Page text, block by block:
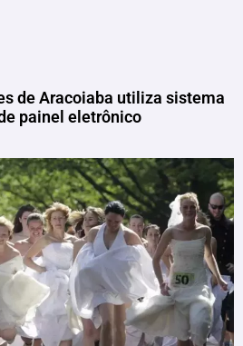
de Aracoiaba utiliza sistema
painel eletrônico